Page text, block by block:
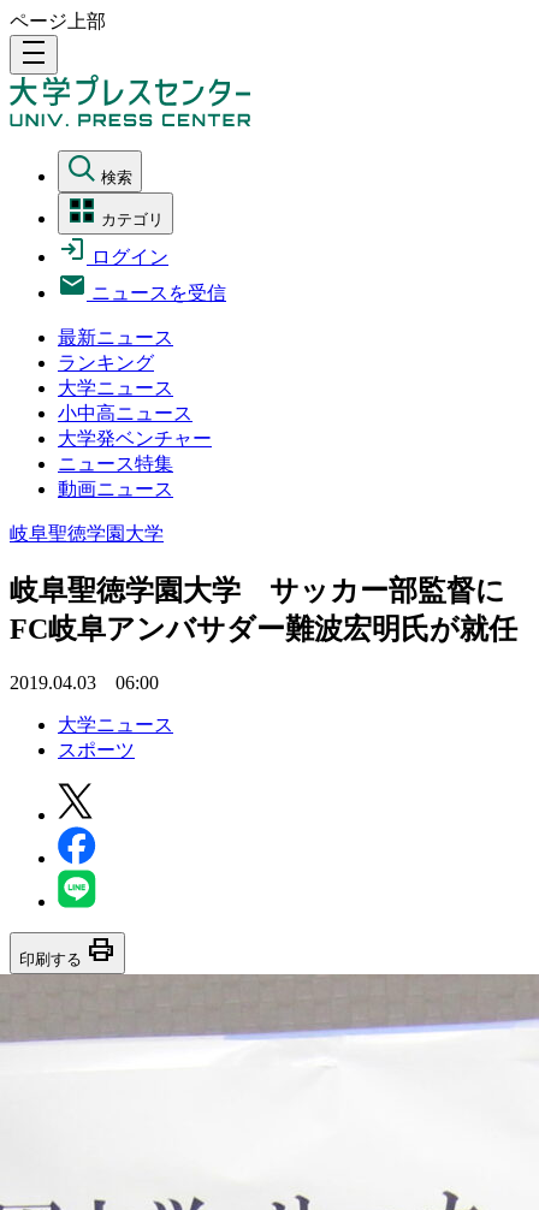
ページ上部
density_medium
検索
カテゴリ
ログイン
ニュースを受信
最新ニュース
ランキング
大学ニュース
小中高ニュース
大学発ベンチャー
ニュース特集
動画ニュース
岐阜聖徳学園大学
岐阜聖徳学園大学 サッカー部監督に
FC岐阜アンバサダー難波宏明氏が就任
2019.04.03 06:00
大学ニュース
スポーツ
印刷する print